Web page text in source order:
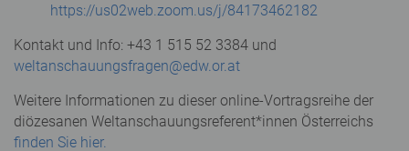
https://us02web.zoom.us/j/84173462182
Kontakt und Info: +43 1 515 52 3384 und
weltanschauungsfragen@edw.or.at
Weitere Informationen zu dieser online-Vortragsreihe der
diözesanen Weltanschauungsreferent*innen Österreichs
finden Sie hier.